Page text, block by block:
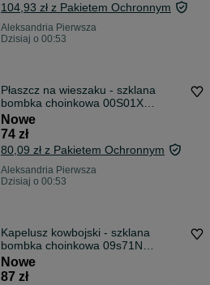
104,93 zł z Pakietem Ochronnym
Aleksandria Pierwsza
Dzisiaj o 00:53
Płaszcz na wieszaku - szklana
bombka choinkowa 00S01X
bombkizebra
Nowe
74 zł
80,09 zł z Pakietem Ochronnym
Aleksandria Pierwsza
Dzisiaj o 00:53
Kapelusz kowbojski - szklana
bombka choinkowa 09s71N
bombkizebra
Nowe
87 zł